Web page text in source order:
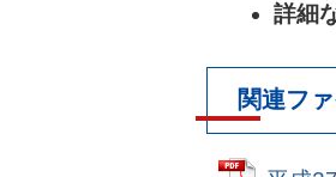
詳細
関連フ